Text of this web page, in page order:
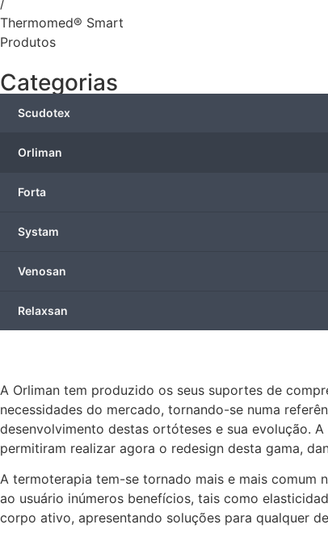
Thermomed® Smart
Produtos
Categorias
Scudotex
Orliman
Forta
Systam
Venosan
Relaxsan
A Orliman tem produzido os seus suportes de
necessidades do mercado, tornando-se numa
desenvolvimento destas ortóteses e sua evolução.
permitiram realizar agora o redesign desta gama,
A termoterapia tem-se tornado mais e mais comum
ao usuário inúmeros benefícios, tais como
corpo ativo, apresentando soluções para qualquer